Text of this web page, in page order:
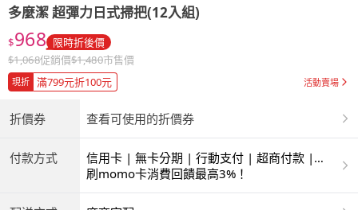
多麼潔超彈力日式掃把(12入組)
$968 限時折後價
$1,068促銷價$1,480市售價
現折 滿799元折100元 活動賣場
折價券 查看可使用的折價券
付款方式
信用卡 | 無卡分期 | 行動支付 | 超商付款 |
ATM | 銀聯卡
刷momo卡消費回饋最高3%！